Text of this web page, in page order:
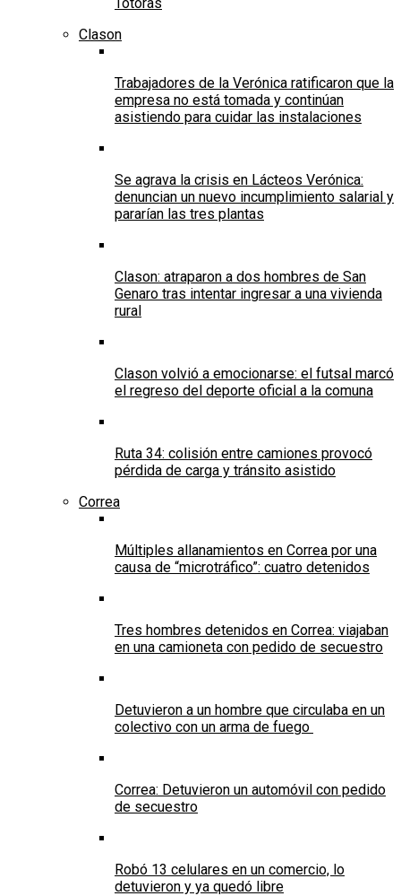
Clason
Trabajadores de la Verónica ratificaron que la
empresa no está tomada y continúan
asistiendo para cuidar las instalaciones
Se agrava la crisis en Lácteos Verónica:
denuncian un nuevo incumplimiento salarial y
pararían las tres plantas
Clason: atraparon a dos hombres de San
Genaro tras intentar ingresar a una vivienda
rural
Clason volvió a emocionarse: el futsal marcó
el regreso del deporte oficial a la comuna
Ruta 34: colisión entre camiones provocó
pérdida de carga y tránsito asistido
Correa
Múltiples allanamientos en Correa por una
causa de “microtráfico”: cuatro detenidos
Tres hombres detenidos en Correa: viajaban
en una camioneta con pedido de secuestro
Detuvieron a un hombre que circulaba en un
colectivo con un arma de fuego
Correa: Detuvieron un automóvil con pedido
de secuestro
Robó 13 celulares en un comercio, lo
detuvieron y ya quedó libre